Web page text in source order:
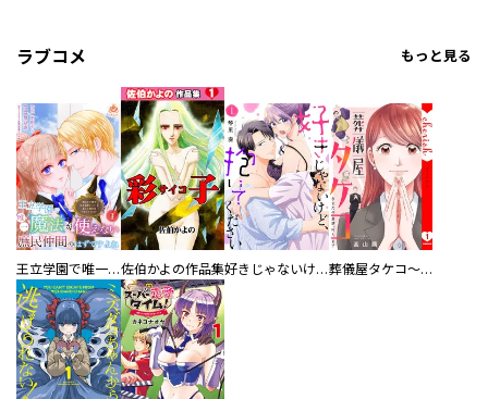
ラブコメ もっと見る
王立学園で唯一魔法が使えない庶民仲間のはずですよね～実は王子様で私を溺愛しているなんて告白はやめてください～佐伯かよの作品集 好きじゃないけど、抱いてください【電子単行本版／特典おまけ付き】 葬儀屋タケコ～あなたの最期、叶えます【電子単行本版】